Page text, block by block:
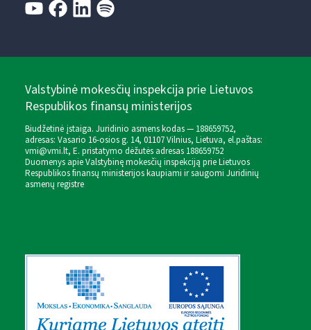
Valstybinė mokesčių inspekcija prie Lietuvos
Respublikos finansų ministerijos
Biudžetinė įstaiga. Juridinio asmens kodas — 188659752,
adresas: Vasario 16-osios g. 14, 01107 Vilnius, Lietuva, el.paštas:
vmi@vmi.lt, E. pristatymo dėžutės adresas 188659752
Duomenys apie Valstybinę mokesčių inspekciją prie Lietuvos
Respublikos finansų ministerijos kaupiami ir saugomi Juridinių
asmenų registre